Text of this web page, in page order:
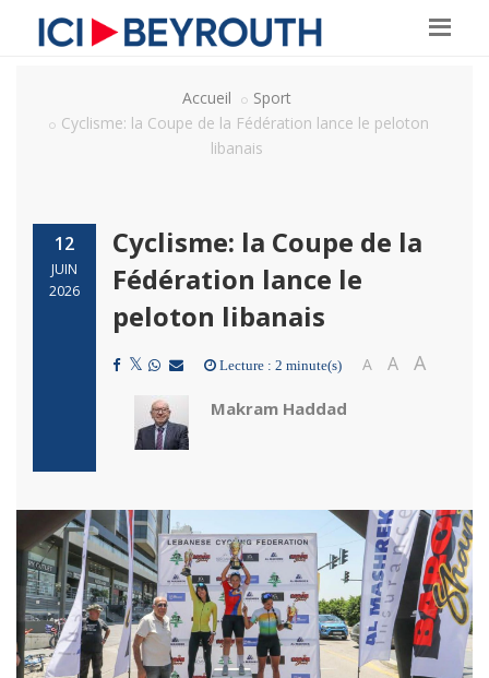
Accueil
Sport
Cyclisme: la Coupe de la Fédération lance le peloton
libanais
12
JUIN
2026
Cyclisme: la Coupe de la
Fédération lance le
peloton libanais
Lecture : 2 minute(s) A A A
Makram Haddad